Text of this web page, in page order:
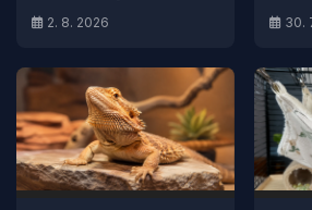
2. 8. 2026 30.